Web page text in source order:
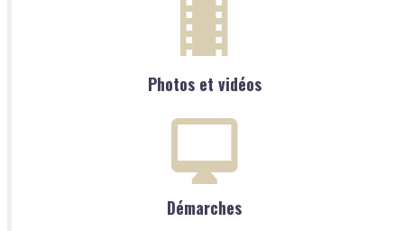
Photos et vidéos
Démarches